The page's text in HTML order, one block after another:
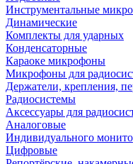
Инструментальные
Динамические
Комплекты для ударных
Конденсаторные
Караоке микрофоны
Микрофоны для
Держатели, крепления,
Радиосистемы
Аксессуары для
Аналоговые
Индивидуального
Цифровые